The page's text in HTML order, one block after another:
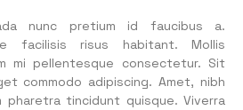
nunc pretium id faucibus a.
facilisis risus habitant. Mollis
mi pellentesque consectetur. Sit
commodo adipiscing. Amet, nibh
pharetra tincidunt quisque. Viverra